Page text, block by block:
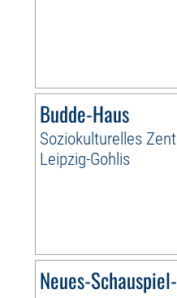
Budde-Haus
Soziokulturelles
Leipzig-Gohlis
Neues-